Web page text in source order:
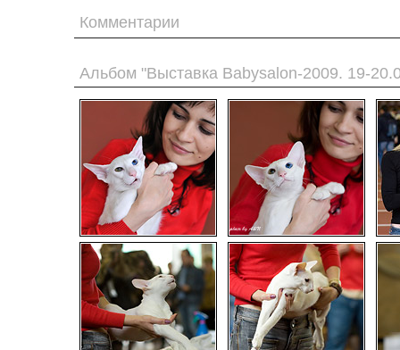
Комментарии
Альбом "Выставка Babysalon-2009. 19-